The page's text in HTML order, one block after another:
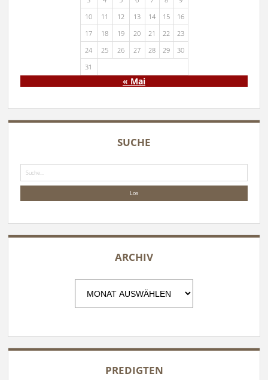
10
11 12 13 14 15
16
17
18 19 20 21 22
23
24
25 26 27 28 29
30
31
« Mai
SUCHE
ARCHIV
PREDIGTEN